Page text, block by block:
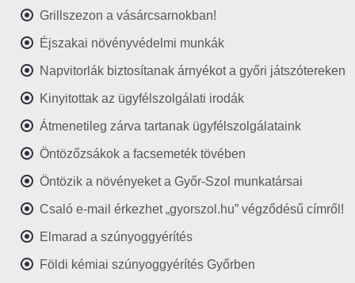
Grillszezon a vásárcsarnokban!
Éjszakai növényvédelmi munkák
Napvitorlák biztosítanak árnyékot a győri játszótereken
Kinyitottak az ügyfélszolgálati irodák
Átmenetileg zárva tartanak ügyfélszolgálataink
Öntözőzsákok a facsemeték tövében
Öntözik a növényeket a Győr-Szol munkatársai
Csaló e-mail érkezhet „gyorszol.hu” végződésű címről!
Elmarad a szúnyoggyérítés
Földi kémiai szúnyoggyérítés Győrben